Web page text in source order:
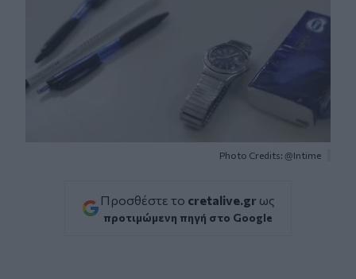
Photo Credits: @Intime
Προσθέστε το cretalive.gr ως
προτιμώμενη πηγή στο Google